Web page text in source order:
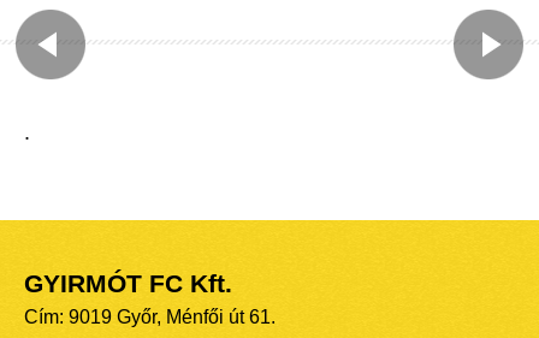
.
GYIRMÓT FC Kft.
Cím: 9019 Győr, Ménfői út 61.